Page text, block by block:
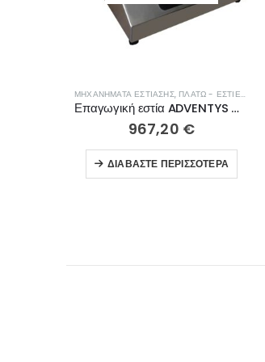
ΜΗΧΑΝΉΜΑΤΑ ΕΣΤΊΑΣΗΣ, ΠΛΑΤΏ - ΕΣΤΊΕΣ ΨΗΣΊΜΑΤΟΣ
Επαγωγική εστία ADVENTYS GLN 2500
967,20 €
ΔΙΑΒΆΣΤΕ ΠΕΡΙΣΣΌΤΕΡΑ